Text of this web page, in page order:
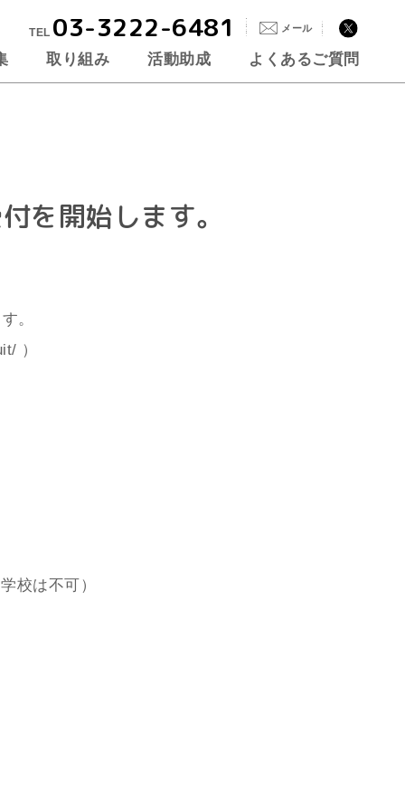
取り組み 活動助成 よくあるご質問
TEL 03-3222-6481 メール
を開始します。
。
）
校は不可）